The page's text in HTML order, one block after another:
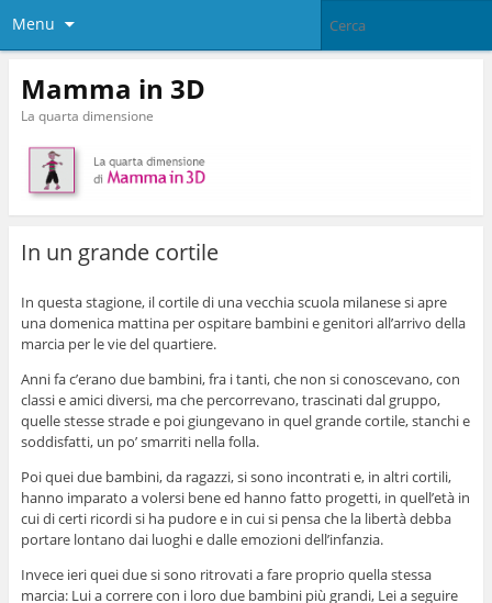
Menu
Mamma in 3D
La quarta dimensione
In un grande cortile
In questa stagione, il cortile di una vecchia scuola milanese si apre
una domenica mattina per ospitare bambini e genitori all’arrivo della
marcia per le vie del quartiere.
Anni fa c’erano due bambini, fra i tanti, che non si conoscevano, con
classi e amici diversi, ma che percorrevano, trascinati dal gruppo,
quelle stesse strade e poi giungevano in quel grande cortile, stanchi e
soddisfatti, un po’ smarriti nella folla.
Poi quei due bambini, da ragazzi, si sono incontrati e, in altri cortili,
hanno imparato a volersi bene ed hanno fatto progetti, in quell’età in
cui di certi ricordi si ha pudore e in cui si pensa che la libertà debba
portare lontano dai luoghi e dalle emozioni dell’infanzia.
Invece ieri quei due si sono ritrovati a fare proprio quella stessa
marcia: Lui a correre con i loro due bambini più grandi, Lei a seguire